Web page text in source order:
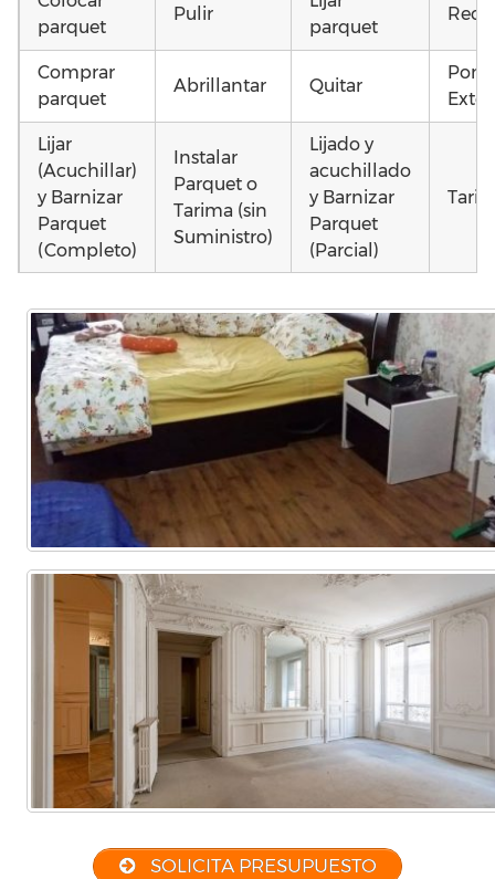
parquet
Pulir
parquet
Comprar
parquet
Abrillantar Quitar
Lijar
(Acuchillar)
y Barnizar
Parquet
(Completo)
Instalar
Parquet o
Tarima (sin
Suministro)
Lijado y
acuchillado
y Barnizar
Parquet
(Parcial)
parquet o
Tarima
Local
Comercial
parquet o
Tarima
Vivienda
(Completa)
parquet o
Tarima
Vivienda
(Parcial)
SOLICITA PRESUPUESTO